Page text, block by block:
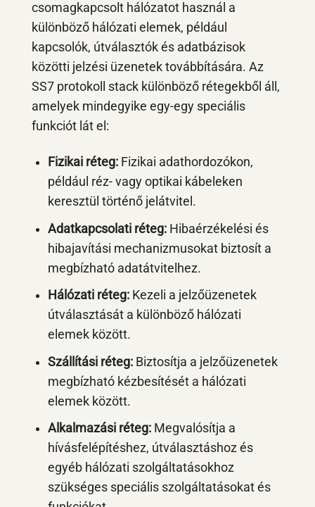
csomagkapcsolt hálózatot használ a
különböző hálózati elemek, például
kapcsolók, útválasztók és adatbázisok
közötti jelzési üzenetek továbbítására. Az
SS7 protokoll stack különböző rétegekből áll,
amelyek mindegyike egy-egy speciális
funkciót lát el:
Fizikai réteg:Fizikai adathordozókon,
például réz- vagy optikai kábeleken
keresztül történő jelátvitel.
Adatkapcsolati réteg:Hibaérzékelési és
hibajavítási mechanizmusokat biztosít a
megbízható adatátvitelhez.
Hálózati réteg:Kezeli a jelzőüzenetek
útválasztását a különböző hálózati
elemek között.
Szállítási réteg:Biztosítja a jelzőüzenetek
megbízható kézbesítését a hálózati
elemek között.
Alkalmazási réteg:Megvalósítja a
hívásfelépítéshez, útválasztáshoz és
egyéb hálózati szolgáltatásokhoz
szükséges speciális szolgáltatásokat és